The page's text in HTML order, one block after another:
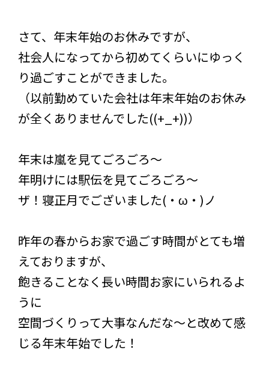
さて、年末年始のお休みですが、
社会人になってから初めてくらいにゆっく
り過ごすことができました。
（以前勤めていた会社は年末年始のお休み
が全くありませんでした((+_+))）
年末は嵐を見てごろごろ～
年明けには駅伝を見てごろごろ～
ザ！寝正月でございました(・ω・)ノ
昨年の春からお家で過ごす時間がとても増
えておりますが、
飽きることなく長い時間お家にいられるよ
うに
空間づくりって大事なんだな～と改めて感
じる年末年始でした！